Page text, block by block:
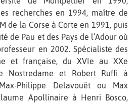
recherches en 1994, maître de
de la Corse à Corte en 1991, puis
de Pau et des Pays de l’Adour où
en 2002. Spécialiste des
et française, du XVIe au XXe
Nostredame et Robert Ruffi à
Philippe Delavouët ou Max
Apollinaire à Henri Bosco,